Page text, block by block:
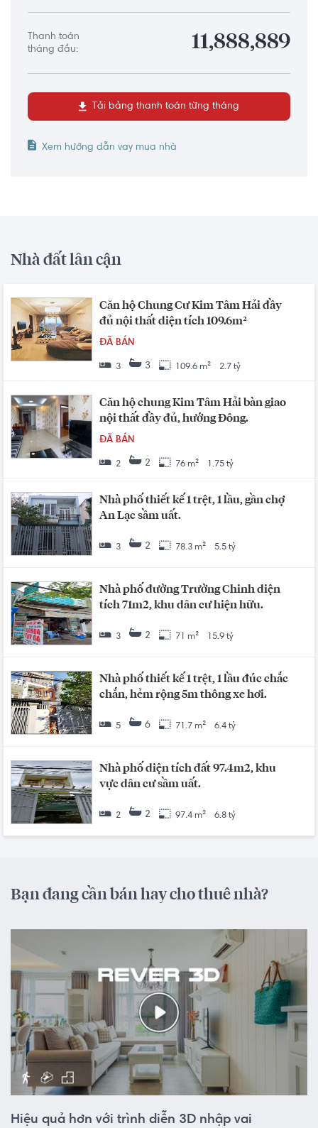
Thanh toán
tháng đầu:
11,888,889
Tải bảng thanh toán từng tháng
Xem hướng dẫn vay mua nhà
Nhà đất lân cận
Căn hộ Chung Cư Kim Tâm Hải đầy
đủ nội thất diện tích 109.6m²
ĐÃ BÁN
3 3 109.6 m² 2.7 tỷ
Căn hộ chung Kim Tâm Hải bàn giao
nội thất đầy đủ, hướng Đông.
ĐÃ BÁN
2 2 76 m² 1.75 tỷ
Nhà phố thiết kế 1 trệt, 1 lầu, gần chợ
An Lạc sầm uất.
3 2 78.3 m² 5.5 tỷ
Nhà phố đường Trường Chinh diện
tích 71m2, khu dân cư hiện hữu.
3 2 71 m² 15.9 tỷ
Nhà phố thiết kế 1 trệt, 1 lầu đúc chắc
chắn, hẻm rộng 5m thông xe hơi.
5 6 71.7 m² 6.4 tỷ
Nhà phố diện tích đất 97.4m2, khu
vực dân cư sầm uất.
2 2 97.4 m² 6.8 tỷ
Bạn đang cần bán hay cho thuê nhà?
Hiệu quả hơn với trình diễn 3D nhập vai